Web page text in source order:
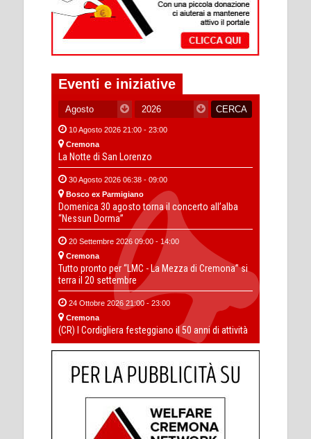
Eventi e iniziative
10 Agosto 2026 21:00 - 23:00
Cremona
La Notte di San Lorenzo
30 Agosto 2026 06:38 - 09:00
Bosco ex Parmigiano
Domenica 30 agosto torna il concerto all’alba
“Nessun Dorma”
20 Settembre 2026 09:00 - 14:00
Cremona
Tutto pronto per “LMC - La Mezza di Cremona” si
terra il 20 settembre
24 Ottobre 2026 21:00 - 23:00
Cremona
(CR) I Cordigliera festeggiano il 50 anni di attività